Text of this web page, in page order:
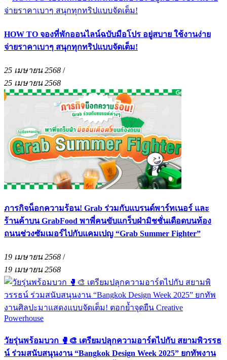
HOW TO จองที่พักออนไลน์ฉบับมือโปร อยู่สบาย ใช้งานง่าย
จ่ายราคาเบาๆ สนุกทุกทริปแบบจัดเต็ม!
25 เมษายน 2568 /
25 เมษายน 2568
ภารกิจน็อกความร้อน! Grab ร่วมกับแบรนด์พาร์ทเนอร์ และ
ร้านค้าบน GrabFood พาพี่คนขับแกร็บฝ่ามิชชั่นเดือดบนท้อง
ถนนช่วงซัมเมอร์ไปกับแคมเปญ “Grab Summer Fighter”
19 เมษายน 2568 /
19 เมษายน 2568
วัยรุ่นพร้อมบวก 🥊🎨 เตรียมปลุกความอาร์ตไปกับ สยามพิวรรธ
น์ ร่วมสนับสนุนงาน “Bangkok Design Week 2025” ยกทัพงาน